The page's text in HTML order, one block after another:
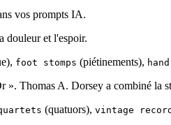
vos prompts IA.
douleur et l'espoir.
foot stomps (piétinements),
». Thomas A. Dorsey a combiné la
(quatuors), vintage